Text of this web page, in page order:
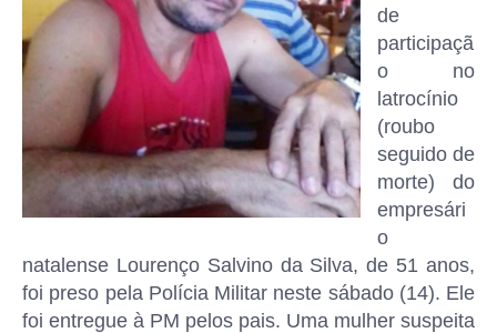
de
participaçã
o no
latrocínio
(roubo
seguido de
morte) do
empresári
o
natalense Lourenço Salvino da Silva, de 51 anos,
foi preso pela Polícia Militar neste sábado (14). Ele
foi entregue à PM pelos pais. Uma mulher suspeita